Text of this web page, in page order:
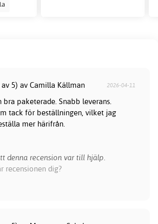
5) av Camilla Källman 2026-04-11
bra paketerade. Snabb leverans.
tack för beställningen, vilket jag
mer härifrån.
denna recension var till hjälp.
recensionen dig?